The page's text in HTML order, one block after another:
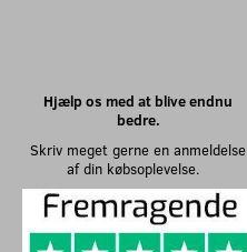
Hjælp os med at blive endnu
bedre.
Skriv meget gerne en anmeldelse
af din købsoplevelse.